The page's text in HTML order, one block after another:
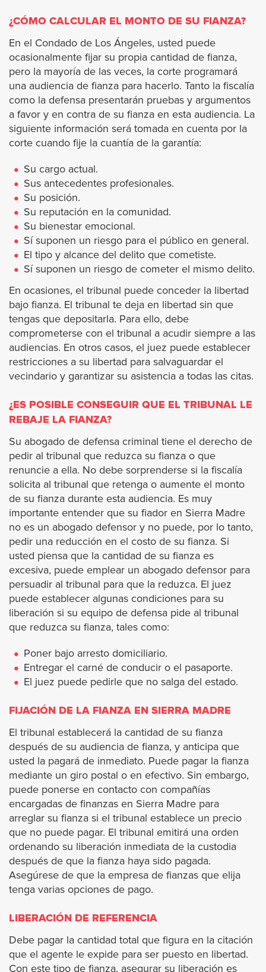
Monterey Park
Norwalk
Palmdale
Pasadena
Pico Rivera
Palos Verdes Estates
Pomona
Rancho Palos Verdes
Redondo Beach
Rolling Hills Estates
Rosemead
Santa Clarita
San Dimas
Santa Fe Springs
San Gabriel
San Fernando
Santa Monica
Signal Hill
South El Monte
South Gate
South Pasadena
Temple City
Torrance
West Covina
¿CÓMO CALCULAR EL MONTO DE SU FIANZA?
En el Condado de Los Ángeles, usted puede
ocasionalmente fijar su propia cantidad de fianza,
pero la mayoría de las veces, la corte programará
una audiencia de fianza para hacerlo. Tanto la fiscalía
como la defensa presentarán pruebas y argumentos
a favor y en contra de su fianza en esta audiencia. La
siguiente información será tomada en cuenta por la
corte cuando fije la cuantía de la garantía:
Su cargo actual.
Sus antecedentes profesionales.
Su posición.
Su reputación en la comunidad.
Su bienestar emocional.
Sí suponen un riesgo para el público en general.
El tipo y alcance del delito que cometiste.
Sí suponen un riesgo de cometer el mismo delito.
En ocasiones, el tribunal puede conceder la libertad
bajo fianza. El tribunal te deja en libertad sin que
tengas que depositarla. Para ello, debe
comprometerse con el tribunal a acudir siempre a las
audiencias. En otros casos, el juez puede establecer
restricciones a su libertad para salvaguardar el
vecindario y garantizar su asistencia a todas las citas.
¿ES POSIBLE CONSEGUIR QUE EL TRIBUNAL LE
REBAJE LA FIANZA?
Su abogado de defensa criminal tiene el derecho de
pedir al tribunal que reduzca su fianza o que
renuncie a ella. No debe sorprenderse si la fiscalía
solicita al tribunal que retenga o aumente el monto
de su fianza durante esta audiencia. Es muy
importante entender que su fiador en Sierra Madre
no es un abogado defensor y no puede, por lo tanto,
pedir una reducción en el costo de su fianza. Si
usted piensa que la cantidad de su fianza es
excesiva, puede emplear un abogado defensor para
persuadir al tribunal para que la reduzca. El juez
puede establecer algunas condiciones para su
liberación si su equipo de defensa pide al tribunal
que reduzca su fianza, tales como:
Poner bajo arresto domiciliario.
Entregar el carné de conducir o el pasaporte.
El juez puede pedirle que no salga del estado.
FIJACIÓN DE LA FIANZA EN SIERRA MADRE
El tribunal establecerá la cantidad de su fianza
después de su audiencia de fianza, y anticipa que
usted la pagará de inmediato. Puede pagar la fianza
mediante un giro postal o en efectivo. Sin embargo,
puede ponerse en contacto con compañías
encargadas de finanzas en Sierra Madre para
arreglar su fianza si el tribunal establece un precio
que no puede pagar. El tribunal emitirá una orden
ordenando su liberación inmediata de la custodia
después de que la fianza haya sido pagada.
Asegúrese de que la empresa de fianzas que elija
tenga varias opciones de pago.
LIBERACIÓN DE REFERENCIA
Debe pagar la cantidad total que figura en la citación
que el agente le expide para ser puesto en libertad.
Con este tipo de fianza, asegurar su liberación es